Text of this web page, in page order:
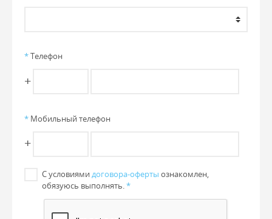
*Телефон
+
* Мобильный телефон
+
С условиями договора-оферты ознакомлен,
обязуюсь выполнять.*